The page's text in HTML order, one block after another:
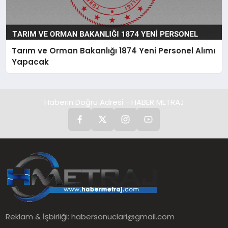
Tarım ve Orman Bakanlığı 1874 Yeni Personel Alımı
Yapacak
Haberin Doğru Adresi - HABER METRAJ
Reklam & İşbirliği:habersonuclari@gmail.com